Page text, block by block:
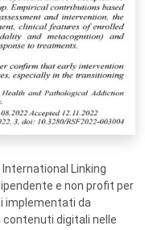
Linking
e non profit per
implementati da
contenuti digitali nelle